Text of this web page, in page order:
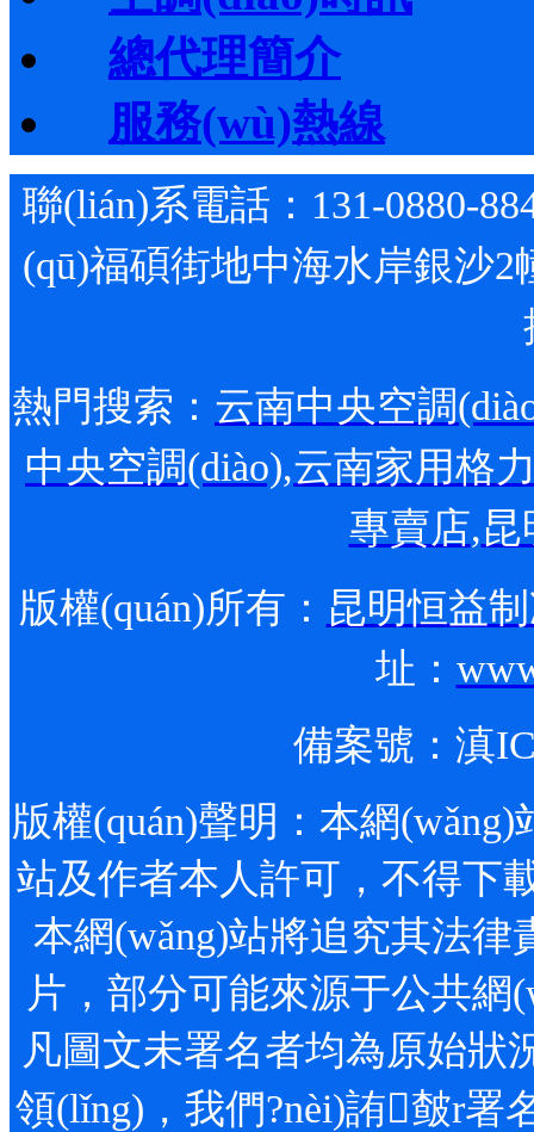
總代理簡介
服務(wù)熱線
聯(lián)系電話：131-0880-
(qū)福碩街地中海水岸銀沙2
熱門搜索： 云南中央空調
中央空調(diào),云南家用格
專賣店,昆
版權(quán)所有： 昆明恒益
址：
備案號： 滇
版權(quán)聲明：本網
站及作者本人許可，不得下
本網(wǎng)站將追究其法律
片，部分可能來源于公共
凡圖文未署名者均為原始狀
領(lǐng)，我們?nèi)詴皶r